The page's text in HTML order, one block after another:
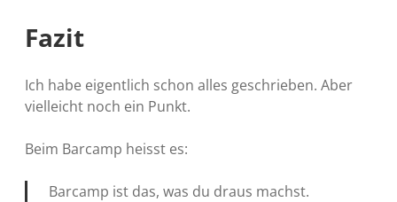
Fazit
Ich habe eigentlich schon alles geschrieben. Aber
vielleicht noch ein Punkt.
Beim Barcamp heisst es:
Barcamp ist das, was du draus machst.